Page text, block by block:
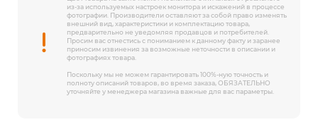
из-за используемых настроек монитора и искажений в процессе
фотографии. Производители оставляют за собой право изменять
внешний вид, характеристики и комплектацию товара,
предварительно не уведомляя продавцов и потребителей.
Просим вас отнестись с пониманием к данному факту и заранее
приносим извинения за возможные неточности в описании и
фотографиях товара.
Поскольку мы не можем гарантировать 100%-ную точность и
полноту описаний товаров, во время заказа, ОБЯЗАТЕЛЬНО
уточняйте у менеджера магазина важные для вас параметры.